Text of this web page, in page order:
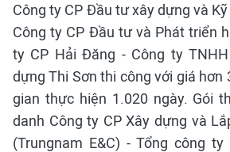
Công ty CP Đầu tư xây dựng và
Công ty CP Đầu tư và Phát triển
ty CP Hải Đăng - Công ty
dựng Thi Sơn thi công với giá hơn
gian thực hiện 1.020 ngày. Gói
danh Công ty CP Xây dựng và
(Trungnam E&C) - Tổng công